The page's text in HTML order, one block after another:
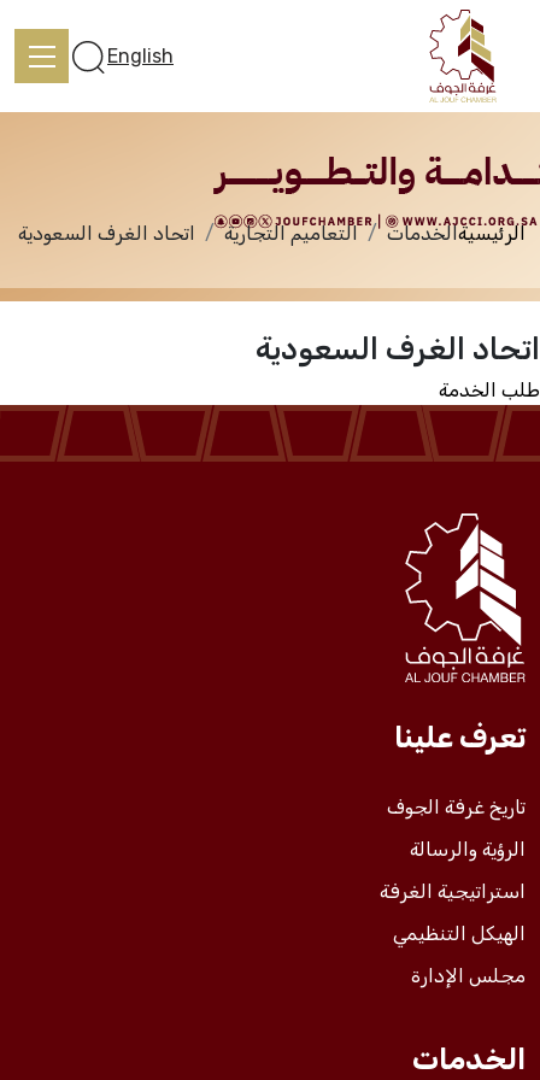
تعرف علينا
الخدمات
المركز الإعلامي
فعاليات الغرفة
فعاليات الجوف
مشاريع الغرفة
English
الخدمات
الرئيسيةالخدمات التعاميم التجارية اتحاد الغرف السعودية
اتحاد الغرف السعودية
طلب الخدمة
تعرف علينا
تاريخ غرفة الجوف
الرؤية والرسالة
استراتيجية الغرفة
الهيكل التنظيمي
مجلس الإدارة
الخدمات